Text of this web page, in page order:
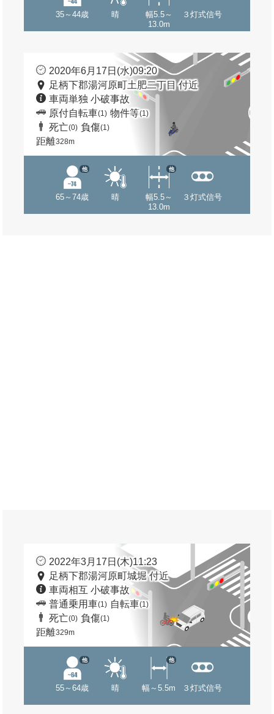
35～44歳 晴
幅5.5～
13.0m
３灯式信号
2020年6月17日(水)09:20
足柄下郡湯河原町土肥二丁目 付近
車両単独 小破事故
原付自転車(1) 物件等(1)
死亡(0) 負傷(1)
距離328m
65～74歳
他
晴
幅5.5～
13.0m
他
３灯式信号
2022年3月17日(木)11:23
足柄下郡湯河原町城堀 付近
車両相互 小破事故
普通乗用車(1) 自転車(1)
死亡(0) 負傷(1)
距離329m
55～64歳
他
晴 幅～5.5m
他
３灯式信号